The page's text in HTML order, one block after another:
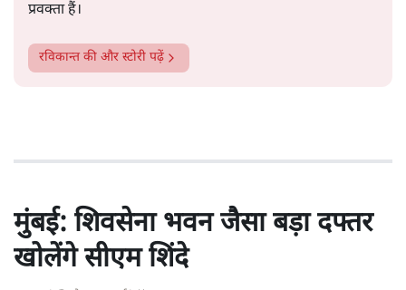
प्रवक्ता हैं।
रविकान्त की और स्टोरी पढ़ें
मुंबई: शिवसेना भवन जैसा बड़ा दफ्तर
खोलेंगे सीएम शिंदे